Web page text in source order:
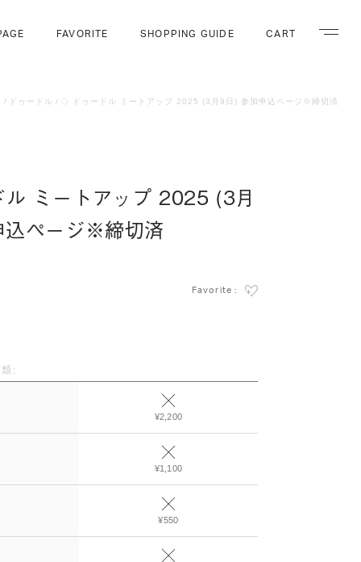
FAVORITE SHOPPING GUIDE CART ナビゲ
ドゥードル ◇ ドゥードル ミートアップ 2025 (3月9日) 参加申込ページ※締切済
ミートアップ 2025 (3月
ページ※締切済
Favorite :
:
¥2,200
¥1,100
¥550